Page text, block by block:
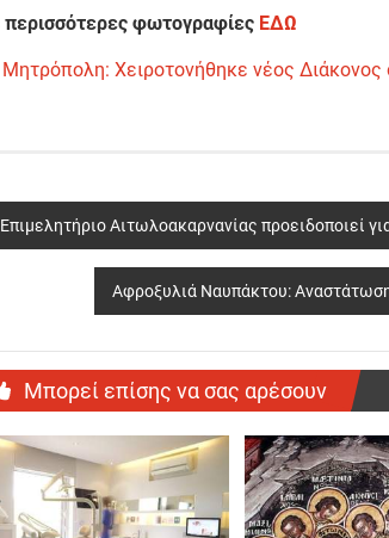
περισσότερες φωτογραφίες ΕΔΩ
Μητρόπολη: Χειροτονήθηκε νέος
Αιτωλοακαρνανίας προειδοποιεί
Αφροξυλιά Ναυπάκτου:
Μπορεί επίσης να σας αρέσουν